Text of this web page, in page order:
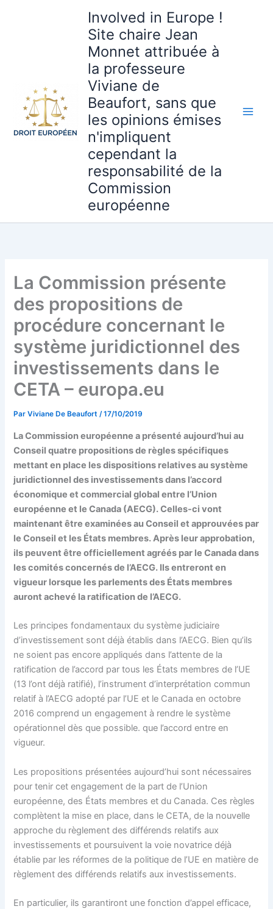
Involved in Europe !
Site chaire Jean
Monnet attribuée à
la professeure
Viviane de
Beaufort, sans que
les opinions émises
n'impliquent
cependant la
responsabilité de la
Commission
européenne
La Commission présente
des propositions de
procédure concernant le
système juridictionnel des
investissements dans le
CETA – europa.eu
ParViviane De Beaufort/17/10/2019
La Commission européenne a présenté aujourd’hui au
Conseil quatre propositions de règles spécifiques
mettant en place les dispositions relatives au système
juridictionnel des investissements dans l’accord
économique et commercial global entre l’Union
européenne et le Canada (AECG). Celles-ci vont
maintenant être examinées au Conseil et approuvées par
le Conseil et les États membres. Après leur approbation,
ils peuvent être officiellement agréés par le Canada dans
les comités concernés de l’AECG. Ils entreront en
vigueur lorsque les parlements des États membres
auront achevé la ratification de l’AECG.
Les principes fondamentaux du système judiciaire
d’investissement sont déjà établis dans l’AECG. Bien qu’ils
ne soient pas encore appliqués dans l’attente de la
ratification de l’accord par tous les États membres de l’UE
(13 l’ont déjà ratifié), l’instrument d’interprétation commun
relatif à l’AECG adopté par l’UE et le Canada en octobre
2016 comprend un engagement à rendre le système
opérationnel dès que possible. que l’accord entre en
vigueur.
Les propositions présentées aujourd’hui sont nécessaires
pour tenir cet engagement de la part de l’Union
européenne, des États membres et du Canada. Ces règles
complètent la mise en place, dans le CETA, de la nouvelle
approche du règlement des différends relatifs aux
investissements et poursuivent la voie novatrice déjà
établie par les réformes de la politique de l’UE en matière de
règlement des différends relatifs aux investissements.
En particulier, ils garantiront une fonction d’appel efficace,